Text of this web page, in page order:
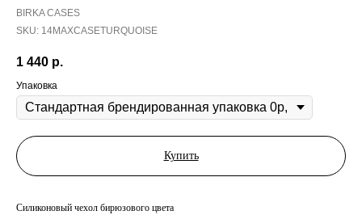
BIRKA CASES
SKU: 14MAXCASETURQUOISE
1 440 р.
Упаковка
Купить
Силиконовый чехол бирюзового цвета